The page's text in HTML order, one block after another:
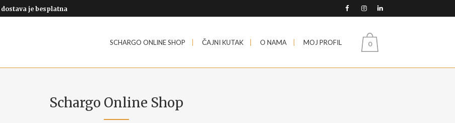
dostava je besplatna
0
SCHARGO ONLINE SHOP ČAJNI KUTAK O NAMA MOJ PROFIL
Schargo Online Shop